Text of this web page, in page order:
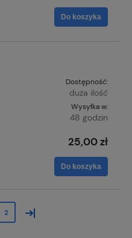
Do koszyka
Dostępność:
duża ilość
Wysyłka w:
48 godzin
25,00 zł
Do koszyka
2 »